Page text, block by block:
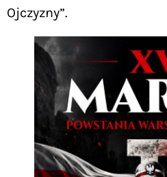
Ojczyzny”.